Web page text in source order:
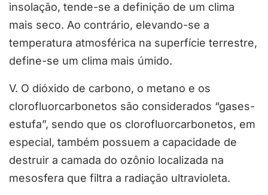
insolação, tende-se a definição de um clima
mais seco. Ao contrário, elevando-se a
temperatura atmosférica na superfície terrestre,
define-se um clima mais úmido.
V. O dióxido de carbono, o metano e os
clorofluorcarbonetos são considerados “gases-
estufa”, sendo que os clorofluorcarbonetos, em
especial, também possuem a capacidade de
destruir a camada do ozônio localizada na
mesosfera que filtra a radiação ultravioleta.